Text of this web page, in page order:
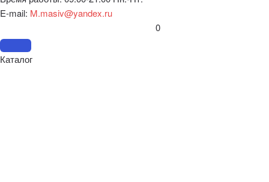
E-mail: M.masiv@yandex.ru
0
Каталог